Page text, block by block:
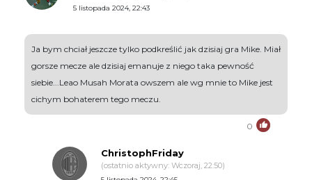
5 listopada 2024, 22:43
Ja bym chciał jeszcze tylko podkreślić jak dzisiaj gra Mike. Miał
gorsze mecze ale dzisiaj emanuje z niego taka pewność
siebie...Leao Musah Morata owszem ale wg mnie to Mike jest
cichym bohaterem tego meczu.
0
ChristophFriday
(ostatnio aktywny: Wczoraj, 22:50)